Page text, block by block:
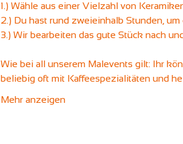
1.) Wähle aus einer Vielzahl von
2.) Du hast rund zweieinhalb Stunden,
3.) Wir bearbeiten das gute Stück nach
Wie bei all unserem Malevents gilt: Ihr
beliebig oft mit Kaffeespezialitäten und
Mehr anzeigen